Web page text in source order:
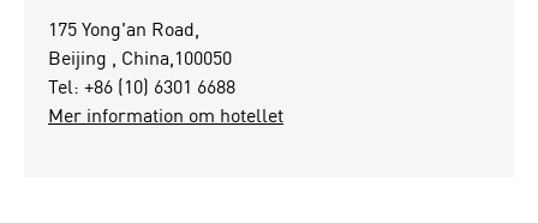
175 Yong'an Road,
Beijing , China,100050
Tel: +86 (10) 6301 6688
Mer information om hotellet